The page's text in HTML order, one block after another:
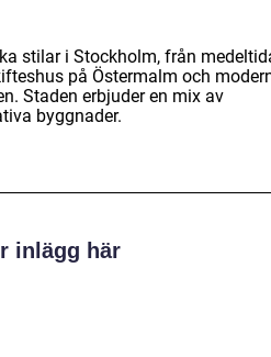
stilar i Stockholm, från
på Östermalm och
Staden erbjuder en mix av
byggnader.
inlägg här